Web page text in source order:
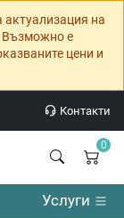
на
Възможно е
цени и
Контакти
0
Услуги